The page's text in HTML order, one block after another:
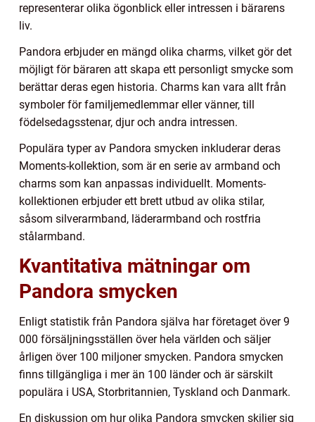
representerar olika ögonblick eller intressen i bärarens
liv.
Pandora erbjuder en mängd olika charms, vilket gör det
möjligt för bäraren att skapa ett personligt smycke som
berättar deras egen historia. Charms kan vara allt från
symboler för familjemedlemmar eller vänner, till
födelsedagsstenar, djur och andra intressen.
Populära typer av Pandora smycken inkluderar deras
Moments-kollektion, som är en serie av armband och
charms som kan anpassas individuellt. Moments-
kollektionen erbjuder ett brett utbud av olika stilar,
såsom silverarmband, läderarmband och rostfria
stålarmband.
Kvantitativa mätningar om
Pandora smycken
Enligt statistik från Pandora själva har företaget över 9
000 försäljningsställen över hela världen och säljer
årligen över 100 miljoner smycken. Pandora smycken
finns tillgängliga i mer än 100 länder och är särskilt
populära i USA, Storbritannien, Tyskland och Danmark.
En diskussion om hur olika Pandora smycken skiljer sig